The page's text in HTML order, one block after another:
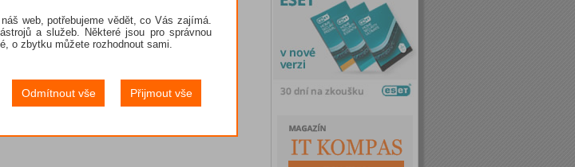
web, potřebujeme vědět, co Vás zajímá.
a služeb. Některé jsou pro správnou
o zbytku můžete rozhodnout sami.
Odmítnout vše Přijmout vše